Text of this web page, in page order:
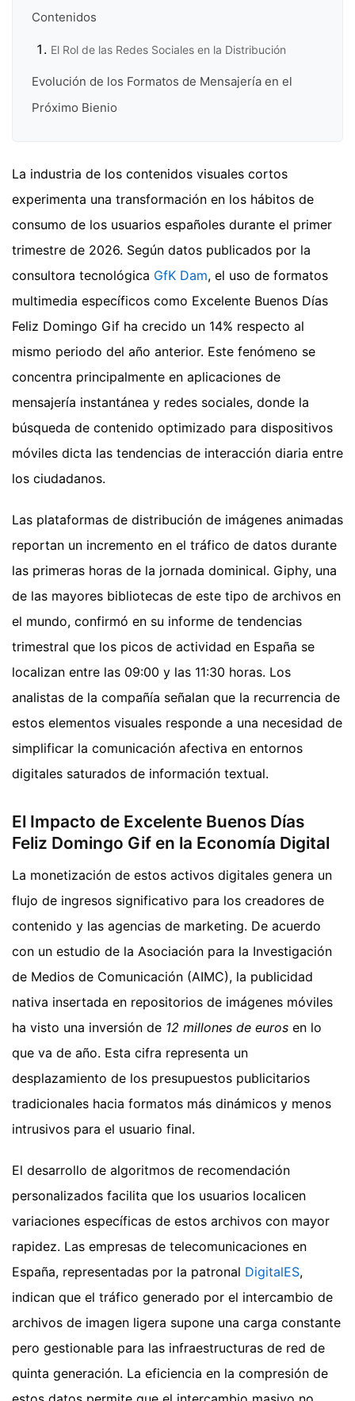
Contenidos
El Rol de las Redes Sociales en la Distribución
Evolución de los Formatos de Mensajería en el
Próximo Bienio
La industria de los contenidos visuales cortos
experimenta una transformación en los hábitos de
consumo de los usuarios españoles durante el primer
trimestre de 2026. Según datos publicados por la
consultora tecnológica GfK Dam, el uso de formatos
multimedia específicos como Excelente Buenos Días
Feliz Domingo Gif ha crecido un 14% respecto al
mismo periodo del año anterior. Este fenómeno se
concentra principalmente en aplicaciones de
mensajería instantánea y redes sociales, donde la
búsqueda de contenido optimizado para dispositivos
móviles dicta las tendencias de interacción diaria entre
los ciudadanos.
Las plataformas de distribución de imágenes animadas
reportan un incremento en el tráfico de datos durante
las primeras horas de la jornada dominical. Giphy, una
de las mayores bibliotecas de este tipo de archivos en
el mundo, confirmó en su informe de tendencias
trimestral que los picos de actividad en España se
localizan entre las 09:00 y las 11:30 horas. Los
analistas de la compañía señalan que la recurrencia de
estos elementos visuales responde a una necesidad de
simplificar la comunicación afectiva en entornos
digitales saturados de información textual.
El Impacto de Excelente Buenos Días
Feliz Domingo Gif en la Economía Digital
La monetización de estos activos digitales genera un
flujo de ingresos significativo para los creadores de
contenido y las agencias de marketing. De acuerdo
con un estudio de la Asociación para la Investigación
de Medios de Comunicación (AIMC), la publicidad
nativa insertada en repositorios de imágenes móviles
ha visto una inversión de 12 millones de euros en lo
que va de año. Esta cifra representa un
desplazamiento de los presupuestos publicitarios
tradicionales hacia formatos más dinámicos y menos
intrusivos para el usuario final.
El desarrollo de algoritmos de recomendación
personalizados facilita que los usuarios localicen
variaciones específicas de estos archivos con mayor
rapidez. Las empresas de telecomunicaciones en
España, representadas por la patronal DigitalES,
indican que el tráfico generado por el intercambio de
archivos de imagen ligera supone una carga constante
pero gestionable para las infraestructuras de red de
quinta generación. La eficiencia en la compresión de